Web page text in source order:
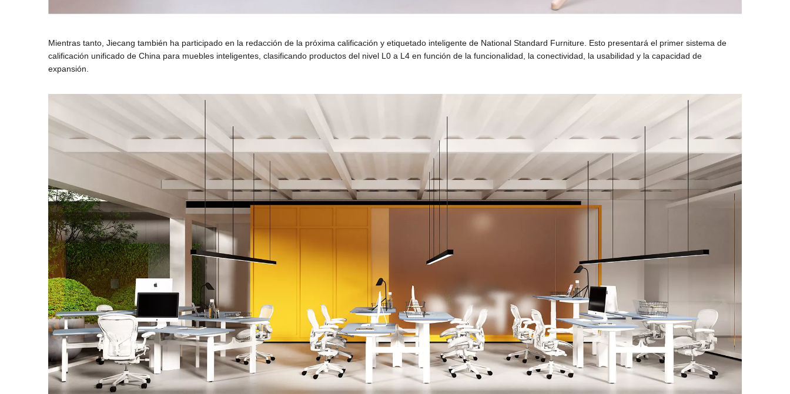
Mientras tanto, Jiecang también ha participado en la redacción de la próxima calificación y etiquetado inteligente de National Standard Furniture. Esto presentará el primer sistema de
calificación unificado de China para muebles inteligentes, clasificando productos del nivel L0 a L4 en función de la funcionalidad, la conectividad, la usabilidad y la capacidad de
expansión.